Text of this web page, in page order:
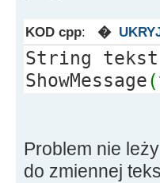
KOD cpp: �
String tekst
ShowMessage(
Problem nie
do zmiennej